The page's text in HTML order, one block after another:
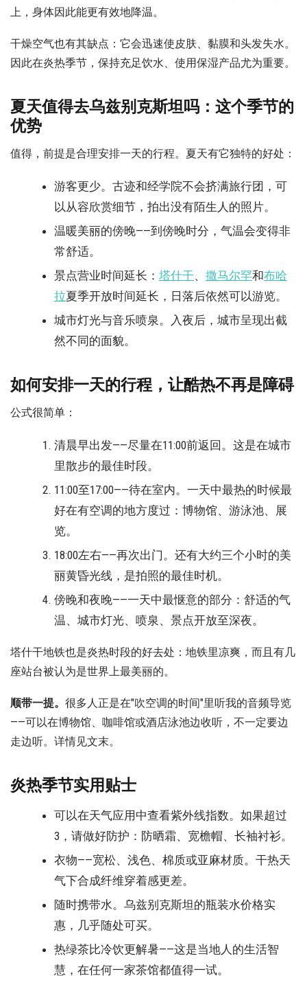
上，身体因此能更有效地降温。
干燥空气也有其缺点：它会迅速使皮肤、黏膜和头发失水。
因此在炎热季节，保持充足饮水、使用保湿产品尤为重要。
夏天值得去乌兹别克斯坦吗：这个季节的
优势
值得，前提是合理安排一天的行程。夏天有它独特的好处：
游客更少。古迹和经学院不会挤满旅行团，可
以从容欣赏细节，拍出没有陌生人的照片。
温暖美丽的傍晚——到傍晚时分，气温会变得非
常舒适。
景点营业时间延长： 塔什干、 撒马尔罕和布哈
拉夏季开放时间延长，日落后依然可以游览。
城市灯光与音乐喷泉。入夜后，城市呈现出截
然不同的面貌。
如何安排一天的行程，让酷热不再是障碍
公式很简单：
清晨早出发——尽量在11:00前返回。这是在城市
里散步的最佳时段。
11:00至17:00——待在室内。一天中最热的时候最
好在有空调的地方度过：博物馆、游泳池、展
览。
18:00左右——再次出门。还有大约三个小时的美
丽黄昏光线，是拍照的最佳时机。
傍晚和夜晚——一天中最惬意的部分：舒适的气
温、城市灯光、喷泉、景点开放至深夜。
塔什干地铁也是炎热时段的好去处：地铁里凉爽，而且有几
座站台被认为是世界上最美丽的。
顺带一提。 很多人正是在"吹空调的时间"里听我的音频导览
——可以在博物馆、咖啡馆或酒店泳池边收听，不一定要边
走边听。详情见文末。
炎热季节实用贴士
可以在天气应用中查看紫外线指数。如果超过
3，请做好防护：防晒霜、宽檐帽、长袖衬衫。
衣物——宽松、浅色、棉质或亚麻材质。干热天
气下合成纤维穿着感更差。
随时携带水。乌兹别克斯坦的瓶装水价格实
惠，几乎随处可买。
热绿茶比冷饮更解暑——这是当地人的生活智
慧，在任何一家茶馆都值得一试。